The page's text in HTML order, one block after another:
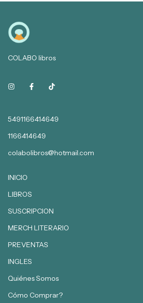
COLABO libros
5491166414649
1166414649
colabolibros@hotmail.com
INICIO
LIBROS
SUSCRIPCION
MERCH LITERARIO
PREVENTAS
INGLES
Quiénes Somos
Cómo Comprar?